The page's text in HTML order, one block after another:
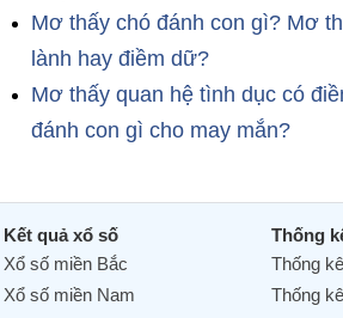
Mơ thấy chó đánh con gì? Mơ
lành hay điềm dữ?
Mơ thấy quan hệ tình dục có
đánh con gì cho may mắn?
Kết quả xổ số
Xổ số miền Bắc
Xổ số miền Nam
Thống
Thống
Thống